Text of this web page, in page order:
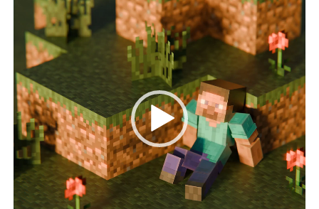
ヤ
ー